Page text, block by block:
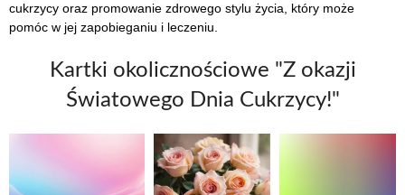
cukrzycy oraz promowanie zdrowego stylu życia, który może
pomóc w jej zapobieganiu i leczeniu.
Kartki okolicznościowe "Z okazji
Światowego Dnia Cukrzycy!"